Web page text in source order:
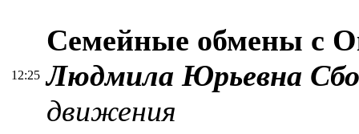
12:25
Семейные обмены с
Людмила Юрьевна
движения